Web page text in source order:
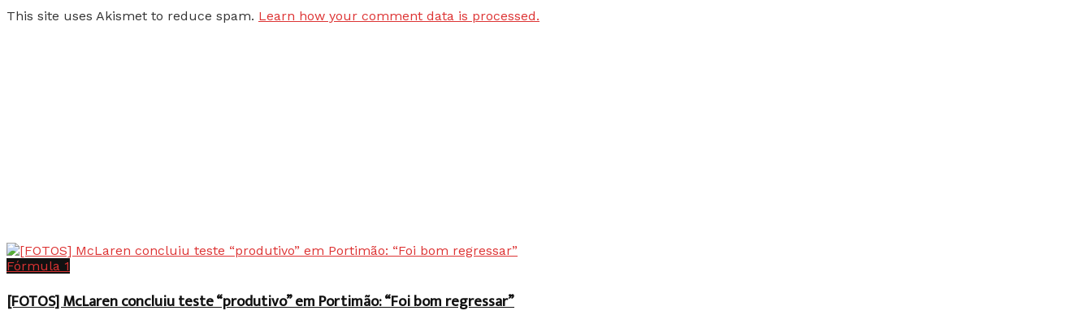
This site uses Akismet to reduce spam. Learn how your comment data is processed.
Fórmula 1
[FOTOS] McLaren concluiu teste “produtivo” em Portimão: “Foi bom regressar”